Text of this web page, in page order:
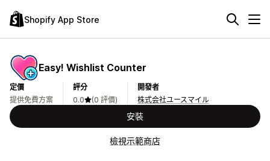
Shopify App Store
Easy! Wishlist Counter
定價
提供免費方案
評分
0.0
(0 評價)
開發者
株式会社ユースマイル
安裝
檢視示範商店